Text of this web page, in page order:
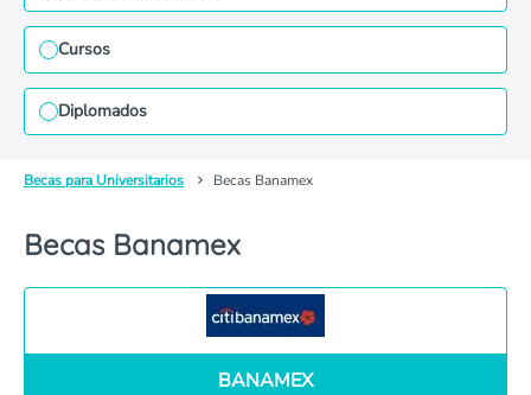
Cursos
Diplomados
Becas para Universitarios Becas Banamex
Becas Banamex
BANAMEX